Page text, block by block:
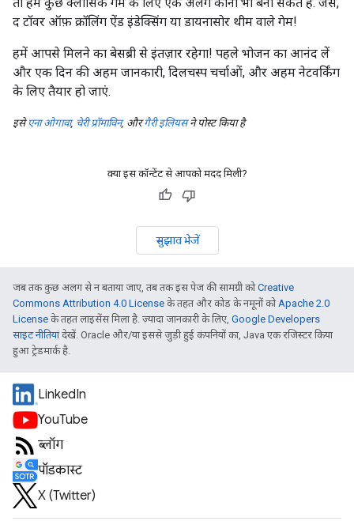
द टॉवर ऑफ़ क्रॉलिंग ऐंड इंडेक्सिंग या डायनासोर थीम वाले गेम!
हमें आपसे मिलने का बेसब्री से इंतज़ार रहेगा! पहले भोजन का आनंद लें
और एक दिन की अहम जानकारी, दिलचस्प चर्चाओं, और अहम नेटवर्किंग
के लिए तैयार हो जाएं.
इसे एना ओगावा, चेरी प्रॉमाविन, औरगैरी इलियसने पोस्ट किया है
क्या इस कॉन्टेंट से आपको मदद मिली?
सुझाव भेजें
जब तक कुछ अलग से न बताया जाए, तब तक इस पेज की सामग्री कोCreative
Commons Attribution 4.0 License के तहत और कोड के नमूनों को Apache 2.0
License के तहत लाइसेंस मिला है. ज़्यादा जानकारी के लिए, Google Developers
साइट नीतियांदेखें. Oracle और/या इससे जुड़ी हुई कंपनियों का, Java एक रजिस्टर किया
हुआ ट्रेडमार्क है.
LinkedIn
YouTube
ब्लॉग
पॉडकास्ट
X (Twitter)